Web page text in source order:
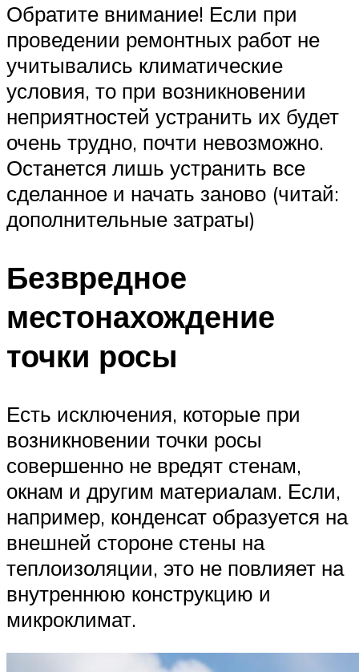
Обратите внимание! Если при
проведении ремонтных работ не
учитывались климатические
условия, то при возникновении
неприятностей устранить их будет
очень трудно, почти невозможно.
Останется лишь устранить все
сделанное и начать заново (читай:
дополнительные затраты)
Безвредное
местонахождение
точки росы
Есть исключения, которые при
возникновении точки росы
совершенно не вредят стенам,
окнам и другим материалам. Если,
например, конденсат образуется на
внешней стороне стены на
теплоизоляции, это не повлияет на
внутреннюю конструкцию и
микроклимат.